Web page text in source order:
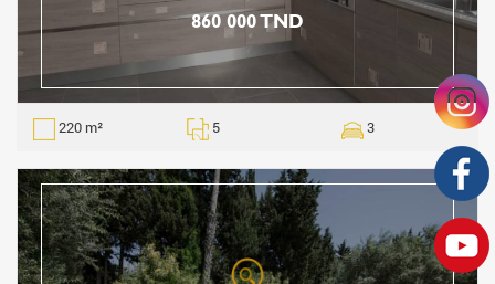
860 000 TND
220 m² 5 3